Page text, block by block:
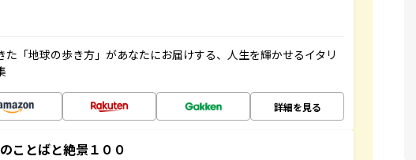
「地球の歩き方」があなたにお届けする、人生を輝かせるイタリ
詳細を見る
ことばと絶景１００